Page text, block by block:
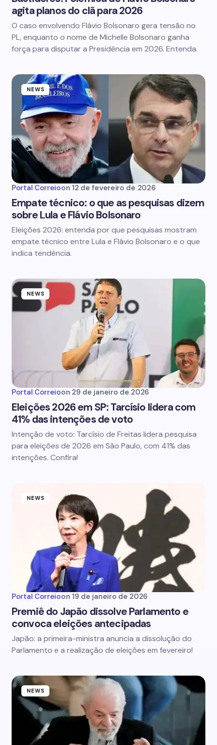
agita planos do clã para 2026
O caso envolvendo Flávio Bolsonaro gera tensão no
PL, enquanto o nome de Michelle Bolsonaro ganha
força para disputar a Presidência em 2026. Entenda.
NEWS
Portal Correioon 12 de fevereiro de 2026
Empate técnico: o que as pesquisas dizem
sobre Lula e Flávio Bolsonaro
Eleições 2026: entenda por que pesquisas mostram
empate técnico entre Lula e Flávio Bolsonaro e o que
indica tendência.
NEWS
Portal Correioon 29 de janeiro de 2026
Eleições 2026 em SP: Tarcísio lidera com
41% das intenções de voto
Intenção de voto: Tarcísio de Freitas lidera pesquisa
para eleições de 2026 em São Paulo, com 41% das
intenções. Confira!
NEWS
Portal Correioon 19 de janeiro de 2026
Premiê do Japão dissolve Parlamento e
convoca eleições antecipadas
Japão: a primeira-ministra anuncia a dissolução do
Parlamento e a realização de eleições em fevereiro!
NEWS